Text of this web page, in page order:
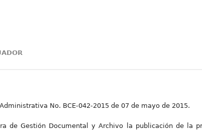
No. BCE-042-2015 de 07 de mayo de 2015.
de Gestión Documental y Archivo la publicación de la